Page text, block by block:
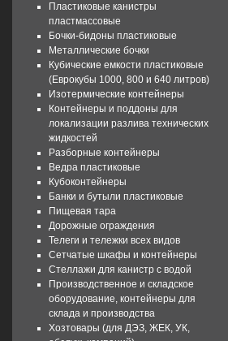
Пластиковые канистры
пластмассовые
Бочки-бидоны пластиковые
Металлические бочки
Кубические емкости пластиковые
(Еврокубы 1000, 800 и 640 литров)
Изотермические контейнеры
Контейнеры и поддоны для
локализации разлива технических
жидкостей
Разборные контейнеры
Ведра пластиковые
Кубоконтейнеры
Банки и бутыли пластиковые
Пищевая тара
Дорожные ограждения
Телеги и тележки всех видов
Сетчатые шкафы и контейнеры
Стеллажи для канистр с водой
Производственное и складское
оборудование, контейнеры для
склада и производства
Хозтовары (для ДЭЗ, ЖЕК, УК,